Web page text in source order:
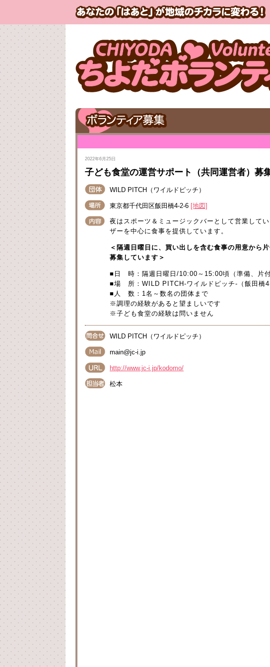
2022年6月25日
子ども食堂の運営サポート（共同運営者）募
WILD PITCH（ワイルドピッチ）
東京都千代田区飯田橋4-2-6 [地図]
夜はスポーツ＆ミュージックバーとして営業して
ザーを中心に食事を提供しています。
＜隔週日曜日に、買い出しを含む食事の用意から
募集しています＞
■日 時：隔週日曜日/10:00～15:00頃（準備、片付
■場 所：WILD PITCH-ワイルドピッチ-（飯田橋4-
■人 数：1名～数名の団体まで
※調理の経験があると望ましいです
※子ども食堂の経験は問いません
WILD PITCH（ワイルドピッチ）
main@jc-i.jp
http://www.jc-i.jp/kodomo/
松本